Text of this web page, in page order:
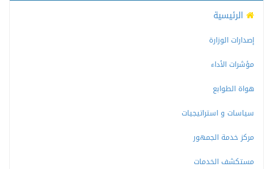
الرئيسية
إصدارات الوزارة
مؤشرات الأداء
هواة الطوابع
سياسات و استراتيجيات
مركز خدمة الجمهور
مستكشف الخدمات